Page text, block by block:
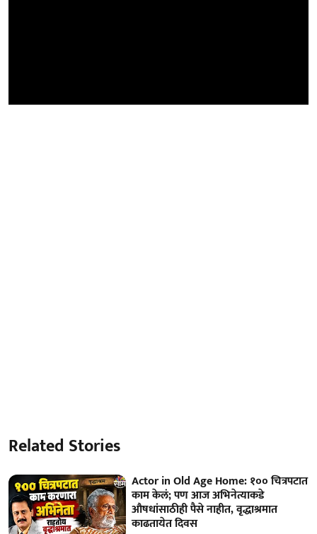
Related Stories
Actor in Old Age Home: १०० चित्रपटात
काम केलं; पण आज अभिनेत्याकडे
औषधांसाठीही पैसे नाहीत, वृद्धाश्रमात
काढतायेत दिवस